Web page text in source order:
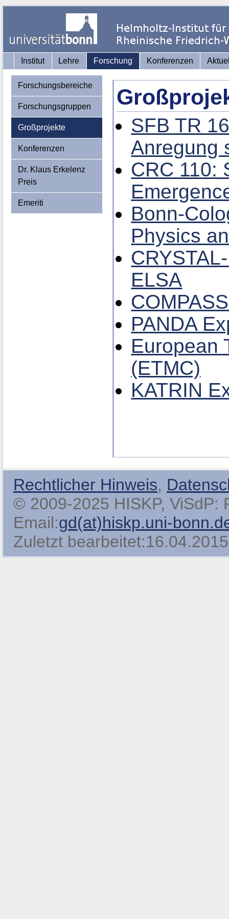
Institut Lehre Forschung Konferenzen
Forschungsbereiche
Forschungsgruppen
Großprojekte
Konferenzen
Dr. Klaus Erkelenz
Preis
Emeriti
SFB TR
Anregung
CRC 110:
Bonn-
Physics
ELSA
PANDA
European
(ETMC)
KATRIN
Rechtlicher Hinweis,
© 2009-2025 HISKP, ViSdP:
Email:gd(at)hiskp.uni-
Zuletzt